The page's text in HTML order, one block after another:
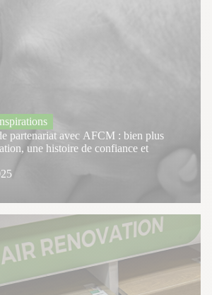
partenariat avec AFCM : bien plus
une histoire de confiance et